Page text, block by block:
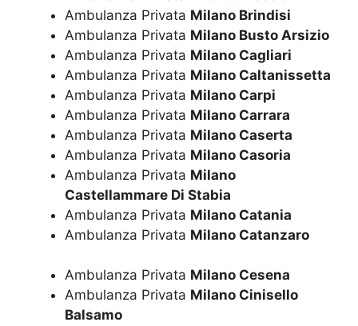
Ambulanza Privata Milano Brindisi
Ambulanza Privata Milano Busto Arsizio
Ambulanza Privata Milano Cagliari
Ambulanza Privata Milano Caltanissetta
Ambulanza Privata Milano Carpi
Ambulanza Privata Milano Carrara
Ambulanza Privata Milano Caserta
Ambulanza Privata Milano Casoria
Ambulanza Privata Milano
Castellammare Di Stabia
Ambulanza Privata Milano Catania
Ambulanza Privata Milano Catanzaro
Ambulanza Privata Milano Cesena
Ambulanza Privata Milano Cinisello
Balsamo